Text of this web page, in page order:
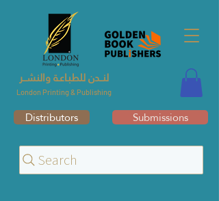
لنــدن للطبـاعـة والنشــر
London Printing & Publishing
Distributors Submissions
Search